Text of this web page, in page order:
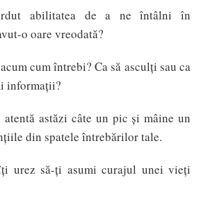
abilitatea de a ne întâlni în
o oare vreodată?
cum întrebi? Ca să asculți sau ca
informații?
astăzi câte un pic și mâine un
din spatele întrebărilor tale.
urez să-ți asumi curajul unei vieți